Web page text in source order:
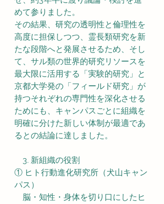
めて参りました。
その結果、研究の透明性と倫理性を
高度に担保しつつ、霊長類研究を新
たな段階へと発展させるため、そし
て、サル類の世界的研究リソースを
最大限に活用する「実験的研究」と
京都大学発の「フィールド研究」が
持つそれぞれの専門性を深化させる
ためにも、キャンパスごとに組織を
明確に分けた新しい体制が最適であ
るとの結論に達しました。
3. 新組織の役割
① ヒト行動進化研究所（犬山キャン
パス）
脳・知性・身体を切り口にしたヒ